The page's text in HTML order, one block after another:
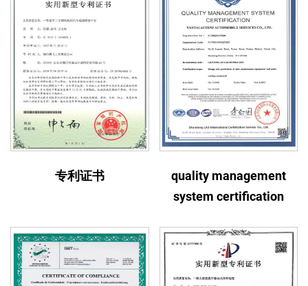
专利证书
quality management
system certification